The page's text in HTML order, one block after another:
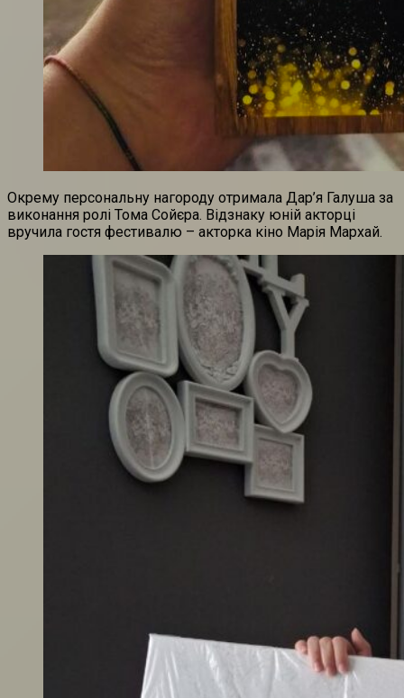
Окрему персональну нагороду отримала Дар’я Галуша за
виконання ролі Тома Сойєра. Відзнаку юній акторці
вручила гостя фестивалю – акторка кіно Марія Мархай.